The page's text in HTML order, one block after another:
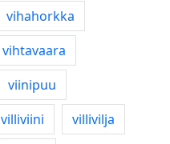
vihahorkka
vihtavaara
viinipuu
villiviini
villivilja